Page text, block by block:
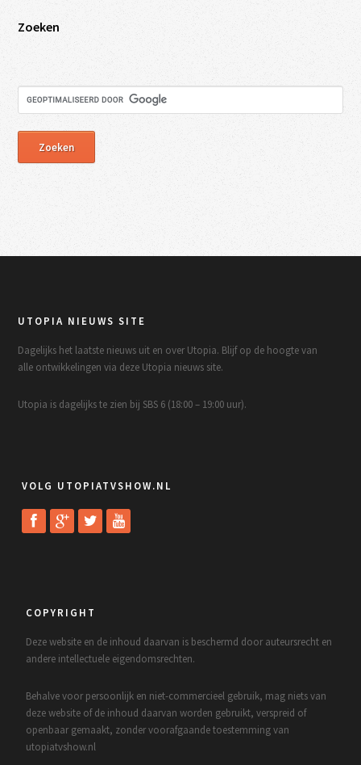
Zoeken
UTOPIA NIEUWS SITE
Dagelijks het laatste nieuws uit en over Utopia. Blijf op de hoogte van
alle ontwikkelingen via deze Utopia nieuws site.
Utopia is dagelijks te zien bij SBS 6 (18:00 – 19:00 uur).
VOLG UTOPIATVSHOW.NL
COPYRIGHT
Deze website en de inhoud daarvan is beschermd door auteursrecht en
andere intellectuele eigendomsrechten.
Behalve voor persoonlijk en niet-commercieel gebruik, mag niets van
deze website of de inhoud daarvan worden gebruikt, verspreid of
openbaar gemaakt, zonder voorafgaande toestemming van
utopiatvshow.nl